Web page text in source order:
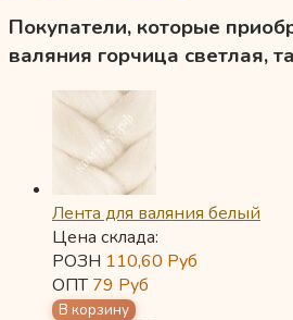
Покупатели, которые
валяния горчица светлая,
Лента для валяния белый
Цена склада:
РОЗН 110,60 Руб
ОПТ79 Руб